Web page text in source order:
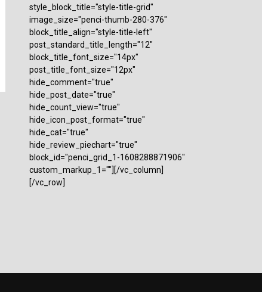
style_block_title="style-title-grid"
image_size="penci-thumb-280-376"
block_title_align="style-title-left"
post_standard_title_length="12"
block_title_font_size="14px"
post_title_font_size="12px"
hide_comment="true"
hide_post_date="true"
hide_count_view="true"
hide_icon_post_format="true"
hide_cat="true"
hide_review_piechart="true"
block_id="penci_grid_1-1608288871906"
custom_markup_1=""][/vc_column]
[/vc_row]